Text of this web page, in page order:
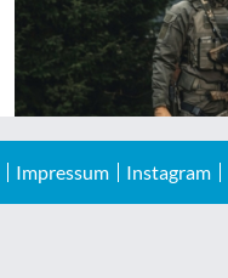
Impressum Instagram